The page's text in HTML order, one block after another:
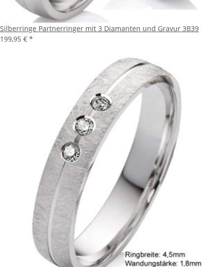
Silberringe Partnerringer mit 3 Diamanten und Gravur 3B39
199,95 € *